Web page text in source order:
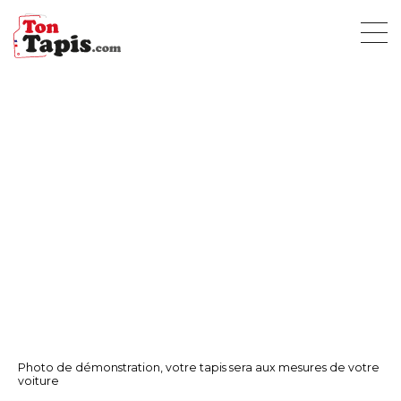
Photo de démonstration, votre tapis sera aux mesures de votre
voiture